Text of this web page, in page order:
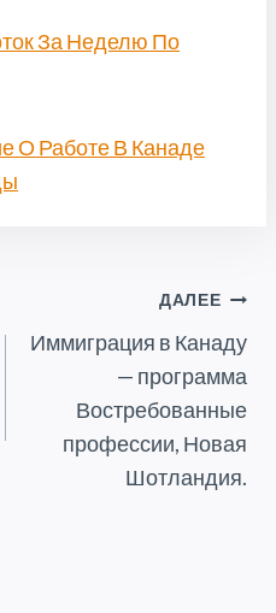
За Неделю По
О Работе В Канаде
ДАЛЕЕ
Иммиграция в Канаду
— программа
Востребованные
профессии, Новая
Шотландия.